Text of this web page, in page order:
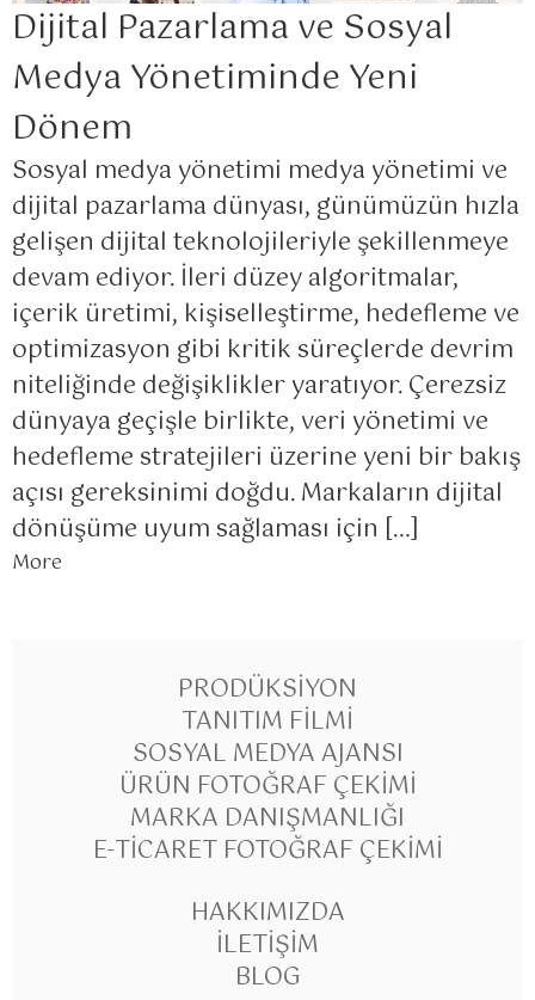
Dijital Pazarlama ve Sosyal
Medya Yönetiminde Yeni
Dönem
Sosyal medya yönetimi medya yönetimi ve
dijital pazarlama dünyası, günümüzün hızla
gelişen dijital teknolojileriyle şekillenmeye
devam ediyor. İleri düzey algoritmalar,
içerik üretimi, kişiselleştirme, hedefleme ve
optimizasyon gibi kritik süreçlerde devrim
niteliğinde değişiklikler yaratıyor. Çerezsiz
dünyaya geçişle birlikte, veri yönetimi ve
hedefleme stratejileri üzerine yeni bir bakış
açısı gereksinimi doğdu. Markaların dijital
dönüşüme uyum sağlaması için […]
More
PRODÜKSIYON
TANITIM FILMI
SOSYAL MEDYA AJANSI
ÜRÜN FOTOĞRAF ÇEKIMI
MARKA DANIŞMANLIĞI
E-TICARET FOTOĞRAF ÇEKIMI
HAKKIMIZDA
İLETIŞIM
BLOG